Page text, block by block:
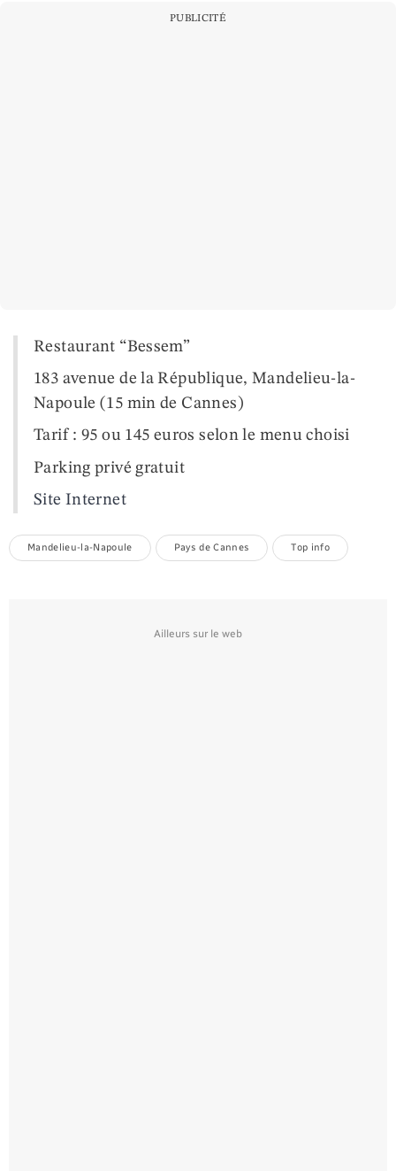
PUBLICITÉ
Restaurant “Bessem”
183 avenue de la République, Mandelieu-la-
Napoule (15 min de Cannes)
Tarif : 95 ou 145 euros selon le menu choisi
Parking privé gratuit
Site Internet
Mandelieu-la-Napoule Pays de Cannes Top info
Ailleurs sur le web